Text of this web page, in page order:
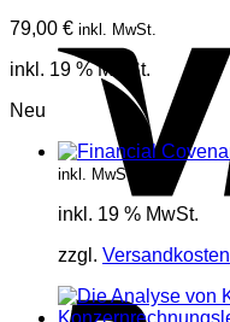
79,00 € inkl. MwSt.
inkl. 19 % MwSt.
Neu
inkl. MwSt.
inkl. 19 % MwSt.
zzgl. Versandkosten